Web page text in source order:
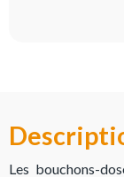
Les bouchons-